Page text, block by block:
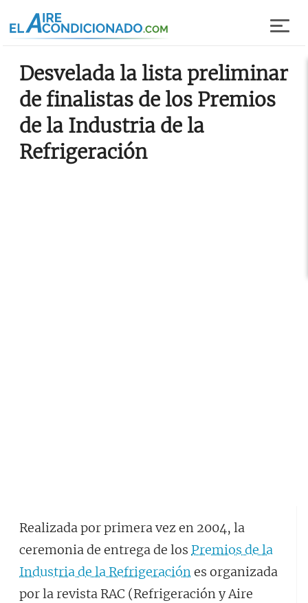
Desvelada la lista preliminar
de finalistas de los Premios
de la Industria de la
Refrigeración
Realizada por primera vez en 2004, la
ceremonia de entrega de los Premios de la
Industria de la Refrigeraciónes organizada
por la revista RAC (Refrigeración y Aire